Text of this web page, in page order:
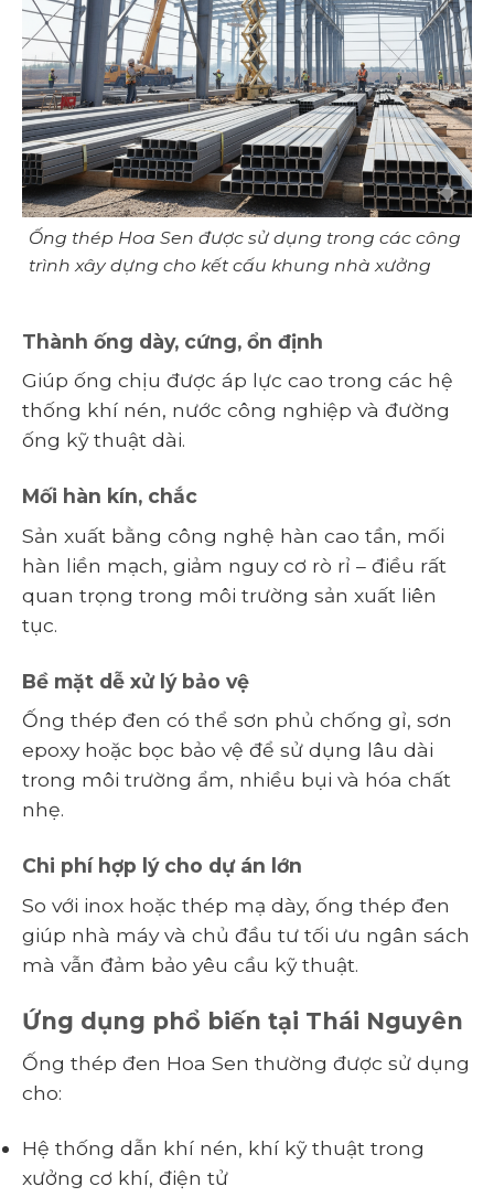
Ống thép Hoa Sen được sử dụng trong các công
trình xây dựng cho kết cấu khung nhà xưởng
Thành ống dày, cứng, ổn định
Giúp ống chịu được áp lực cao trong các hệ
thống khí nén, nước công nghiệp và đường
ống kỹ thuật dài.
Mối hàn kín, chắc
Sản xuất bằng công nghệ hàn cao tần, mối
hàn liền mạch, giảm nguy cơ rò rỉ – điều rất
quan trọng trong môi trường sản xuất liên
tục.
Bề mặt dễ xử lý bảo vệ
Ống thép đen có thể sơn phủ chống gỉ, sơn
epoxy hoặc bọc bảo vệ để sử dụng lâu dài
trong môi trường ẩm, nhiều bụi và hóa chất
nhẹ.
Chi phí hợp lý cho dự án lớn
So với inox hoặc thép mạ dày, ống thép đen
giúp nhà máy và chủ đầu tư tối ưu ngân sách
mà vẫn đảm bảo yêu cầu kỹ thuật.
Ứng dụng phổ biến tại Thái Nguyên
Ống thép đen Hoa Sen thường được sử dụng
cho:
Hệ thống dẫn khí nén, khí kỹ thuật trong
xưởng cơ khí, điện tử